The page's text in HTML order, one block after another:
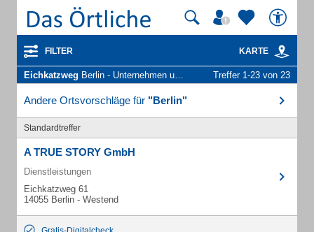
FILTER KARTE
Eichkatzweg Berlin - Unternehmen und Personen Treffer 1-23 von 23
Andere Ortsvorschläge für "Berlin"
Standardtreffer
A TRUE STORY GmbH
Dienstleistungen
Eichkatzweg 61
14055 Berlin - Westend